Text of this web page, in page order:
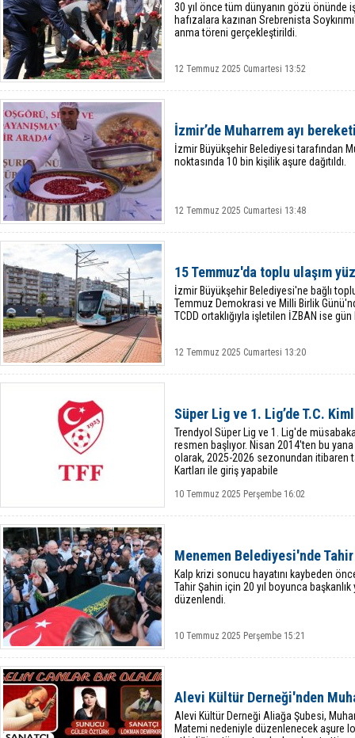
30 yıl önce tüm dünyanın gözü önünde
hafızalara kazınan Srebrenista
anma töreni gerçekleştirildi.
12 Temmuz 2025 Cumartesi 13:52
İzmir’de Muharrem ayı
İzmir Büyükşehir Belediyesi tarafından
noktasında 10 bin kişilik aşure dağıtıldı.
12 Temmuz 2025 Cumartesi 13:48
15 Temmuz'da toplu ulaşım
İzmir Büyükşehir Belediyesi'ne bağlı
Temmuz Demokrasi ve Milli Birlik
TCDD ortaklığıyla işletilen İZBAN ise
12 Temmuz 2025 Cumartesi 13:20
Süper Lig ve 1. Lig’de T.C.
Trendyol Süper Lig ve 1. Lig'de
resmen başlıyor. Nisan 2014'ten bu
olarak, 2025-2026 sezonundan itibaren
Kartları ile giriş yapabile
10 Temmuz 2025 Perşembe 16:02
Menemen Belediyesi'nde
Kalp krizi sonucu hayatını kaybeden
Tahir Şahin için 20 yıl boyunca
düzenlendi.
10 Temmuz 2025 Perşembe 15:21
Alevi Kültür Derneği'nden
Alevi Kültür Derneği Aliağa Şubesi,
Matemi nedeniyle düzenlenecek aşure